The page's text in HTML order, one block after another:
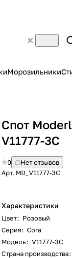
Морозильники
Спот
V11777-3C
0
Нет отзывов
Арт. MD_V11777-3C
Характеристики
Цвет: Розовый
Серия: Cora
Модель: V11777-3C
Страна производства: